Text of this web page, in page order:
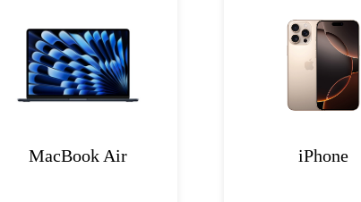
MacBook Air iPhone